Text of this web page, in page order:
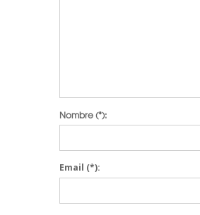
Nombre(*):
Email (*):